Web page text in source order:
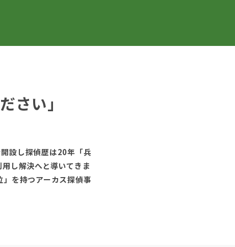
さい」
設し探偵歴は20年「兵
し解決へと導いてきま
を持つアーカス探偵事